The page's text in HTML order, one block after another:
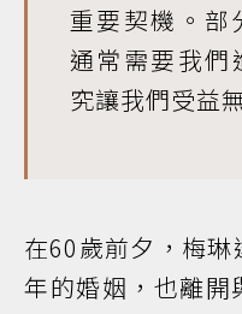
重要契機。部
通常需要我們
究讓我們受益
在60歲前夕，梅
年的婚姻，也離開